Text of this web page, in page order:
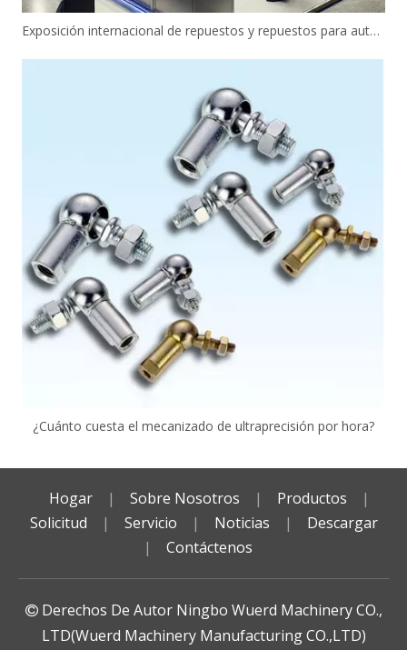
Exposición internacional de repuestos y repuestos para automóviles de Ningbo 2024
¿Cuánto cuesta el mecanizado de ultraprecisión por hora?
Hogar | Sobre Nosotros | Productos
|
Solicitud
| Servicio | Noticias |
Descargar
|
Contáctenos
Derechos De Autor Ningbo Wuerd Machinery CO.,
LTD(Wuerd Machinery Manufacturing CO.,LTD)